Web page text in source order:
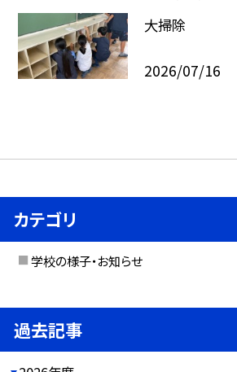
大掃除
2026/07/16
カテゴリ
学校の様子・お知らせ
過去記事